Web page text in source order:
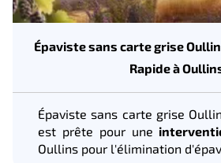
Épaviste sans carte grise
Rapide à
Épaviste sans carte grise
est prête pour une
Oullins pour l'élimination